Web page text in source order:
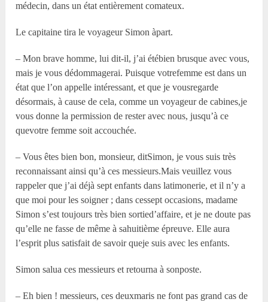
médecin, dans un état entièrement comateux.
Le capitaine tira le voyageur Simon àpart.
– Mon brave homme, lui dit-il, j’ai étébien brusque avec vous,
mais je vous dédommagerai. Puisque votrefemme est dans un
état que l’on appelle intéressant, et que je vousregarde
désormais, à cause de cela, comme un voyageur de cabines,je
vous donne la permission de rester avec nous, jusqu’à ce
quevotre femme soit accouchée.
– Vous êtes bien bon, monsieur, ditSimon, je vous suis très
reconnaissant ainsi qu’à ces messieurs.Mais veuillez vous
rappeler que j’ai déjà sept enfants dans latimonerie, et il n’y a
que moi pour les soigner ; dans cessept occasions, madame
Simon s’est toujours très bien sortied’affaire, et je ne doute pas
qu’elle ne fasse de même à sahuitième épreuve. Elle aura
l’esprit plus satisfait de savoir queje suis avec les enfants.
Simon salua ces messieurs et retourna à sonposte.
– Eh bien ! messieurs, ces deuxmaris ne font pas grand cas de